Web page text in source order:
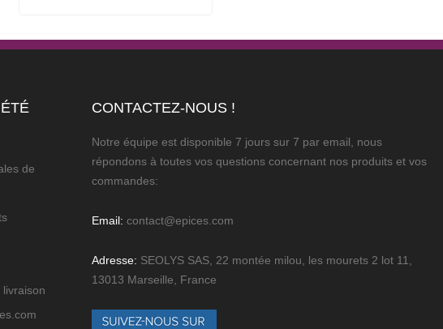
de
livraison
CONTACTEZ-NOUS !
Notre équipe est disponible 7 jours sur 7 par email, nous
répondons à toutes vos questions concernant nos produits et vos
commandes:
Email: contact@epices.com
Adresse: SEOLYS SAS, 22 montée milou, les mourets 2 lot 11,
13013 Marseille, France